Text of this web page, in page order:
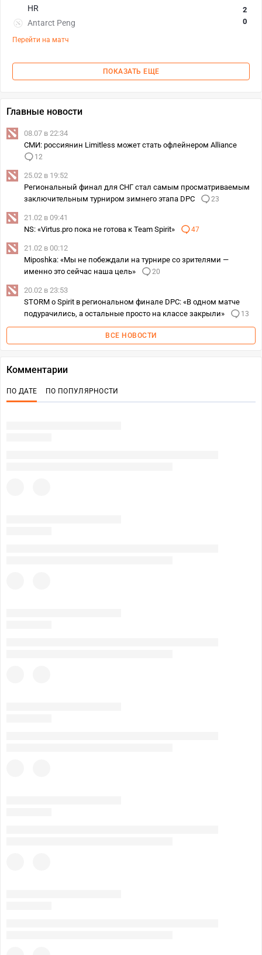
HR
Antarct Peng
2
0
Перейти на матч
ПОКАЗАТЬ ЕЩЕ
Главные новости
08.07 в 22:34
СМИ: россиянин Limitless может стать офлейнером Alliance
12
25.02 в 19:52
Региональный финал для СНГ стал самым просматриваемым
заключительным турниром зимнего этапа DPC
23
21.02 в 09:41
NS: «Virtus.pro пока не готова к Team Spirit»
47
21.02 в 00:12
Miposhka: «Мы не побеждали на турнире со зрителями —
именно это сейчас наша цель»
20
20.02 в 23:53
STORM о Spirit в региональном финале DPC: «В одном матче
подурачились, а остальные просто на классе закрыли»
13
ВСЕ НОВОСТИ
Комментарии
ПО ДАТЕ ПО ПОПУЛЯРНОСТИ